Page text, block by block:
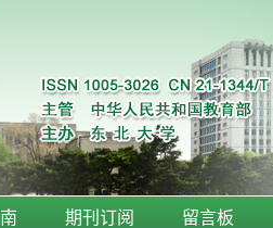
期刊订阅 留言板